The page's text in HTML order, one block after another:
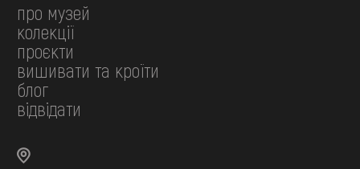
про музей
колекції
проєкти
вишивати та кроїти
блог
відвідати